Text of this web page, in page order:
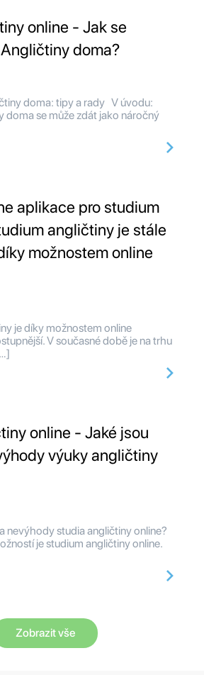
online - Jak se
doma?
doma: tipy a rady V úvodu:
doma se může zdát jako náročný
aplikace pro studium
angličtiny je stále
možnostem online
je díky možnostem online
V současné době je na trhu
online - Jaké jsou
výuky angličtiny
nevýhody studia angličtiny online?
je studium angličtiny online.
Zobrazit vše